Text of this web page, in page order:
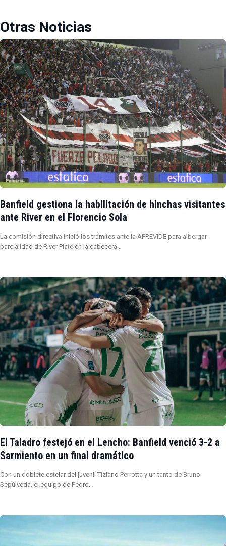
Otras Noticias
Banfield gestiona la habilitación de hinchas visitantes
ante River en el Florencio Sola
La comisión directiva inició los trámites ante la APREVIDE para albergar
parcialidad de River Plate en la cabecera…
El Taladro festejó en el Lencho: Banfield venció 3-2 a
Sarmiento en un final dramático
Con un doblete estelar del juvenil Tiziano Perrotta y un tanto de Bruno
Sepúlveda, el equipo de Pedro…